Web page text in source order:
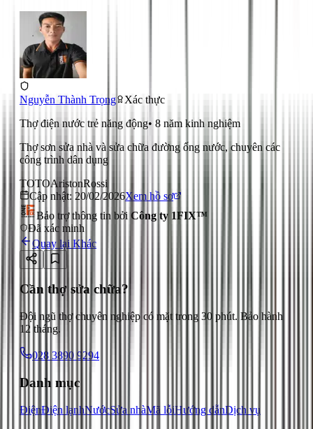
Nguyễn Thành Trọng
Xác thực
Thợ điện nước trẻ năng động• 8 năm kinh nghiệm
Thợ sơn sửa nhà và sửa chữa đường ống nước, chuyên các
công trình dân dụng
TOTOAristonRossi
Cập nhật: 20/02/2026Xem hồ sơ
Bảo trợ thông tin bởi Công ty 1FIX™
Đã xác minh
Quay lại Khác
Cần thợ sửa chữa?
Đội ngũ thợ chuyên nghiệp có mặt trong 30 phút. Bảo hành
12 tháng.
028 3890 9294
Danh mục
ĐiệnĐiện lạnhNướcSửa nhàMã lỗiHướng dẫnDịch vụ